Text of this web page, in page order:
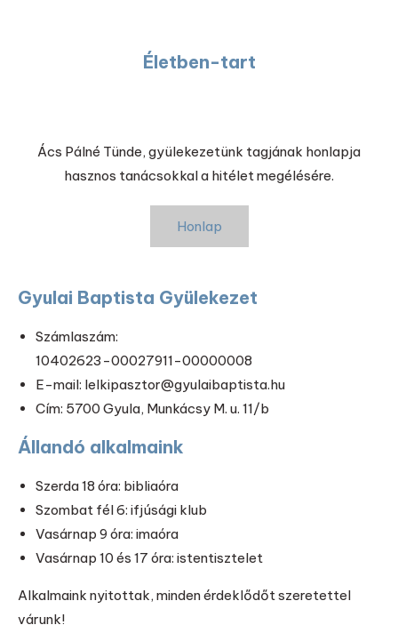
Életben-tart
Ács Pálné Tünde, gyülekezetünk tagjának honlapja
hasznos tanácsokkal a hitélet megélésére.
Honlap
Gyulai Baptista Gyülekezet
Számlaszám:
10402623-00027911-00000008
E-mail: lelkipasztor@gyulaibaptista.hu
Cím: 5700 Gyula, Munkácsy M. u. 11/b
Állandó alkalmaink
Szerda 18 óra: bibliaóra
Szombat fél 6: ifjúsági klub
Vasárnap 9 óra: imaóra
Vasárnap 10 és 17 óra: istentisztelet
Alkalmaink nyitottak, minden érdeklődőt szeretettel
várunk!